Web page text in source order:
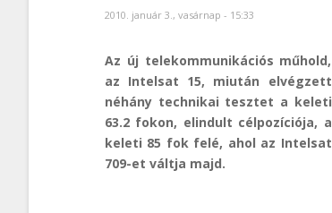
2010. január 3., vasárnap - 15:33
Az új telekommunikációs műhold,
az Intelsat 15, miután elvégzett
néhány technikai tesztet a keleti
63.2 fokon, elindult célpozíciója, a
keleti 85 fok felé, ahol az Intelsat
709-et váltja majd.